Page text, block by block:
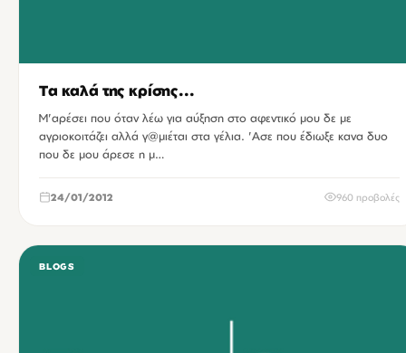
Τα καλά της κρίσης...
Μ'αρέσει που όταν λέω για αύξηση στο αφεντικό μου δε με
αγριοκοιτάζει αλλά γ@μιέται στα γέλια. 'Ασε που έδιωξε κανα δυο
που δε μου άρεσε η μ…
24/01/2012 960 προβολές
BLOGS